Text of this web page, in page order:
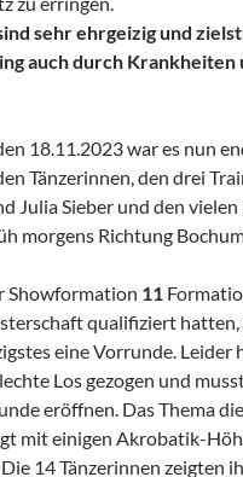
sehr ehrgeizig und
auch durch
18.11.2023 war es nun
Tänzerinnen, den drei
Julia Sieber und den
morgens Richtung
Showformation 11
qualifiziert hatten,
eine Vorrunde. Leider
Los gezogen und
eröffnen. Das Thema
mit einigen Akrobatik-
14 Tänzerinnen zeigten